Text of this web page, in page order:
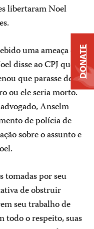
libertaram Noel
uma ameaça de
disse ao CPJ que
que parasse de
ou ele seria morto.
Anselm
de polícia de
sobre o assunto e
tomadas por seu
de obstruir
seu trabalho de
todo o respeito, suas
DONATE